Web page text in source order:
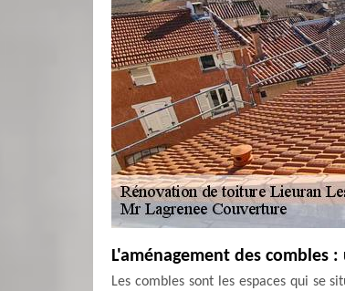
L'aménagement des combles
Les combles sont les espaces qui se